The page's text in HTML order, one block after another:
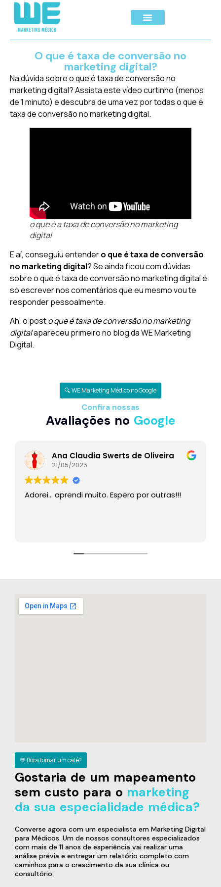
O que é taxa de conversão no
marketing digital?
Na dúvida sobre o que é taxa de conversão no
marketing digital? Assista este vídeo curtinho (menos
de 1 minuto) e descubra de uma vez por todas o que é
taxa de conversão no marketing digital.
o que é a taxa de conversão no marketing
digital
E aí, conseguiu entendero que é taxa de conversão
no marketing digital? Se ainda ficou com dúvidas
sobre o que é taxa de conversão no marketing digital é
só escrever nos comentários que eu mesmo vou te
responder pessoalmente.
Ah, o posto que é taxa de conversão no marketing
digitalapareceu primeiro no blog da WE Marketing
Digital.
🔍 WE Marketing Médico no Google
Confira nossas
Avaliações no Google
Ana Claudia Swerts de Oliveira
21/05/2025
Adorei… aprendi muito. Espero por outras!!!
💬 Bora tomar um café?
Gostaria de um mapeamento
sem custo para o marketing
da sua especialidade médica?
Converse agora com um especialista em Marketing Digital
para Médicos. Um de nossos consultores especializados
com mais de 11 anos de esperiência vai realizar uma
análise prévia e entregar um relatório completo com
caminhos para o crescimento da sua clínica ou
consultório.